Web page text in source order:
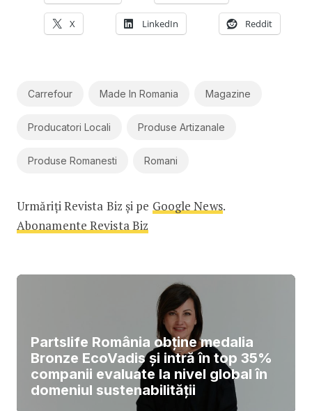
X LinkedIn Reddit
Carrefour Made In Romania Magazine
Producatori Locali Produse Artizanale
Produse Romanesti Romani
Urmăriți Revista Biz și pe Google News.
Abonamente Revista Biz
Partslife România obține medalia
Bronze EcoVadis și intră în top 35%
companii evaluate la nivel global în
domeniul sustenabilității